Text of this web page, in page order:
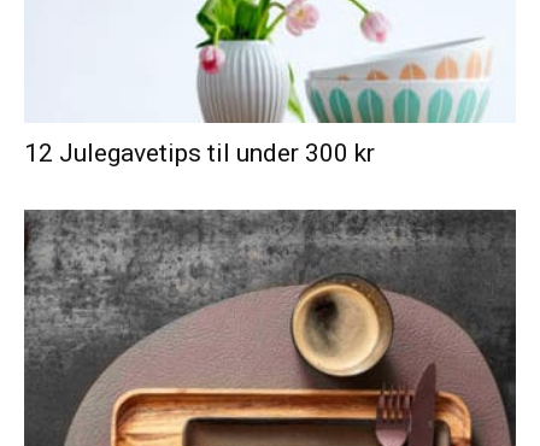
12 Julegavetips til under 300 kr